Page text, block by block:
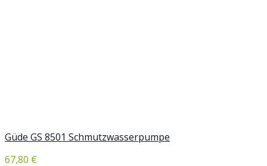
Güde GS 8501 Schmutzwasserpumpe
67,80 €